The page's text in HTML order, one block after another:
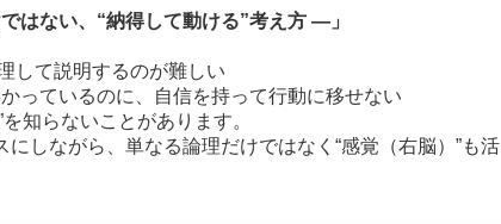
はない、“納得して動ける”考え方 ―」
して説明するのが難しい
っているのに、自信を持って行動に移せない
知らないことがあります。
しながら、単なる論理だけではなく“感覚（右脳）”も活